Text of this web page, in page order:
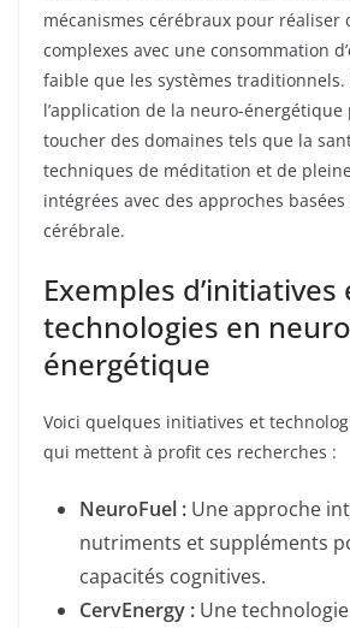
mécanismes cérébraux pour réaliser
complexes avec une consommation
faible que les systèmes traditionnels.
l’application de la neuro-
toucher des domaines tels que la
techniques de méditation et de
intégrées avec des approches
cérébrale.
Exemples d’initiatives
technologies en
énergétique
Voici quelques initiatives et
qui mettent à profit ces recherches :
NeuroFuel : Une approche
nutriments et suppléments
capacités cognitives.
CervEnergy : Une